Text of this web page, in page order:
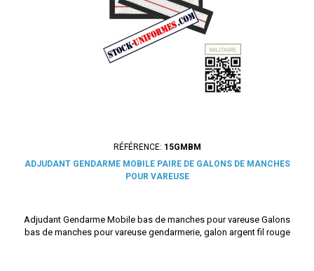
RÉFÉRENCE: 15GMBM
ADJUDANT GENDARME MOBILE PAIRE DE GALONS DE MANCHES
POUR VAREUSE
Adjudant Gendarme Mobile bas de manches pour vareuse Galons
bas de manches pour vareuse gendarmerie, galon argent fil rouge